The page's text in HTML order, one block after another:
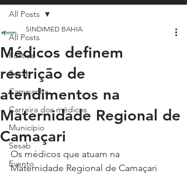
All Posts
Política
Sesab
Campanha
Carreira dos médicos
Município
Sesab
Evento
All Posts
Médicos definem
restrição de
atendimentos na
Maternidade Regional de
Camaçari
SINDIMED BAHIA
Os médicos que atuam na
Maternidade Regional de Camaçari